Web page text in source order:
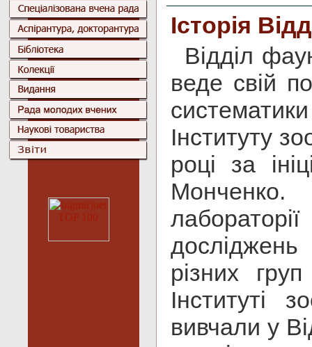
Історія
Відділ
веде свій
Інституту
році за
різних
Інституті
вивчали у